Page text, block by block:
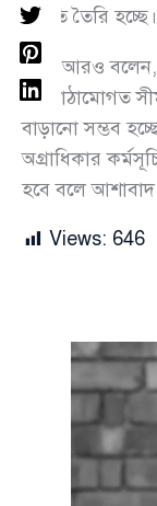
ঘাটতি তৈরি হচ্ছে।
তিনি আরও বলেন,
অবকাঠামোগত
বাড়ানো সম্ভব
অগ্রাধিকার
হবে বলে আশাবাদ
Views: 646